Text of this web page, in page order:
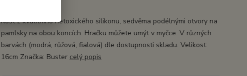
Kost z kvalitního netoxického silikonu, sedvěma podélnými otvory na
pamlsky na obou koncích. Hračku můžete umýt v myčce. V různých
barvách (modrá, růžová, fialová) dle dostupnosti skladu. Velikost:
16cm Značka: Buster celý popis